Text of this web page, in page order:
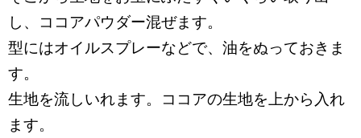
し、ココアパウダー混ぜます。
型にはオイルスプレーなどで、油をぬっておきま
す。
生地を流しいれます。ココアの生地を上から入れ
ます。